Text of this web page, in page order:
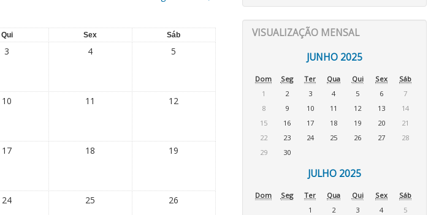
Qui Sex Sáb
3 4 5
10 11 12
17 18 19
24 25 26
VISUALIZAÇÃO MENSAL
JUNHO 2025
Dom Seg Ter Qua Qui Sex
Sáb
1
2 3 4 5 6
7
8
9 10 11 12 13
14
15
16 17 18 19 20
21
22
23 24 25 26 27
28
29
30
JULHO 2025
Dom Seg Ter Qua Qui Sex
Sáb
1
2 3 4
5